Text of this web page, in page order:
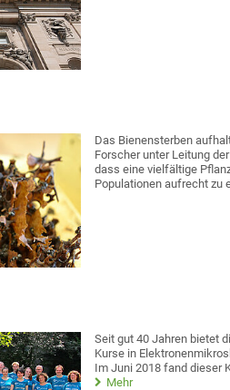
Das Bienensterben
Forscher unter Leitung
dass eine vielfältige
Populationen aufrecht zu
Seit gut 40 Jahren bietet
Kurse in
Im Juni 2018 fand dieser
Mehr